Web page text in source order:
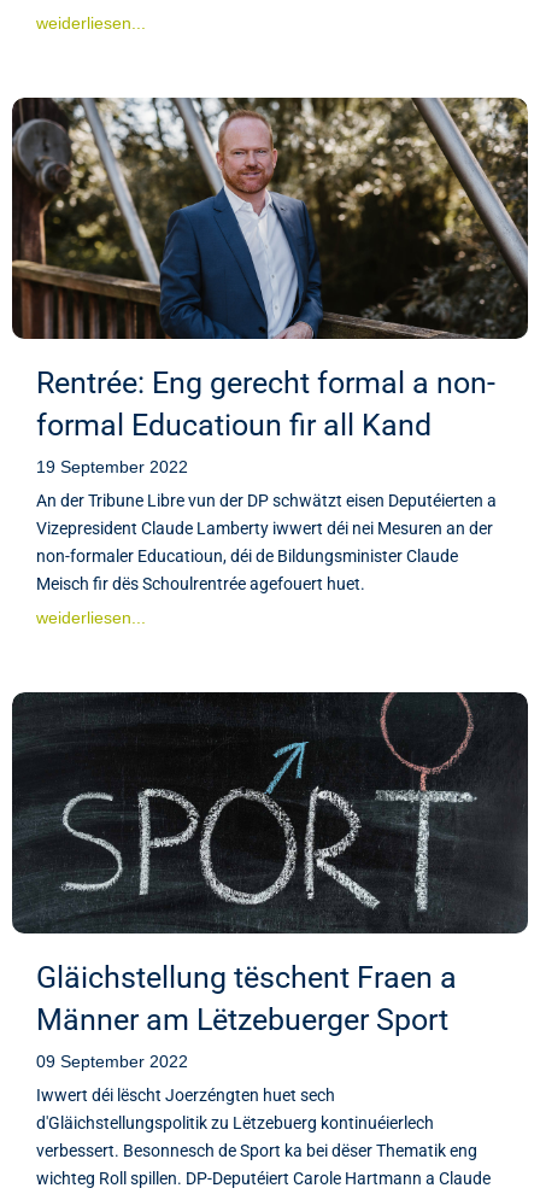
weiderliesen...
Rentrée: Eng gerecht formal a non-
formal Educatioun fir all Kand
19 September 2022
An der Tribune Libre vun der DP schwätzt eisen Deputéierten a
Vizepresident Claude Lamberty iwwert déi nei Mesuren an der
non-formaler Educatioun, déi de Bildungsminister Claude
Meisch fir dës Schoulrentrée agefouert huet.
weiderliesen...
Gläichstellung tëschent Fraen a
Männer am Lëtzebuerger Sport
09 September 2022
Iwwert déi lëscht Joerzéngten huet sech
d'Gläichstellungspolitik zu Lëtzebuerg kontinuéierlech
verbessert. Besonnesch de Sport ka bei dëser Thematik eng
wichteg Roll spillen. DP-Deputéiert Carole Hartmann a Claude